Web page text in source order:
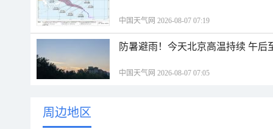
中国天气网 2026-08-07 07:19
防暑避雨！今天北京高温持续 午
中国天气网 2026-08-07 07:05
周边地区